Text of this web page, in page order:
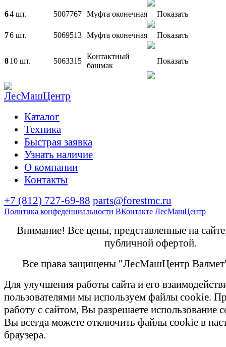
64 шт. 5007767 Муфта оконечная Показать
76 шт. 5069513 Муфта оконечная Показать
810 шт. 5063315
Контактный
башмак
Показать
Каталог
Техника
Быстрая заявка
Узнать наличие
О компании
Контакты
+7 (812) 727-69-88 parts@forestmc.ru
Политика конфеденциальности ВКонтакте ЛесМашЦентр
Внимание! Все цены, представленные на
публичной офертой.
Все права защищены "ЛесМашЦентр
Для улучшения работы сайта и его
пользователями мы используем файлы cookie.
работу с сайтом, Вы разрешаете использование
Вы всегда можете отключить файлы cookie в
браузера.